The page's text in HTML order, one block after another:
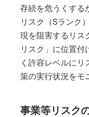
存続を危うくする
リスク（Sランク
現を阻害するリス
リスク」に位置付
く許容レベルに
策の実行状況をモ
事業等リスク